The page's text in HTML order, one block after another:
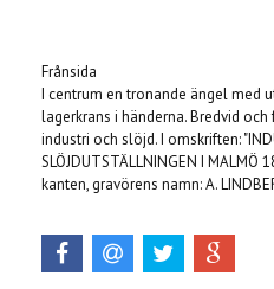
Frånsida
I centrum en tronande ängel med
lagerkrans i händerna. Bredvid
industri och slöjd. I omskriften:
SLÖJDUTSTÄLLNINGEN I
kanten, gravörens namn: A.